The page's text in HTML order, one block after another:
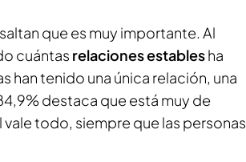
que es muy importante. Al
cuántas relaciones establesha
han tenido una única relación, una
destaca que está muy de
todo, siempre que las personas